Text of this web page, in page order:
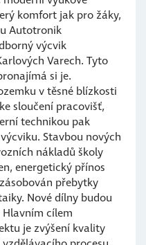
komfort jak pro žáky,
Autotronik
výcvik
Varech. Tyto
si je.
v těsné blízkosti
sloučení pracovišť,
technikou pak
Stavbou nových
nákladů školy
energetický přínos
přebytky
Nové dílny budou
cílem
je zvýšení kvality